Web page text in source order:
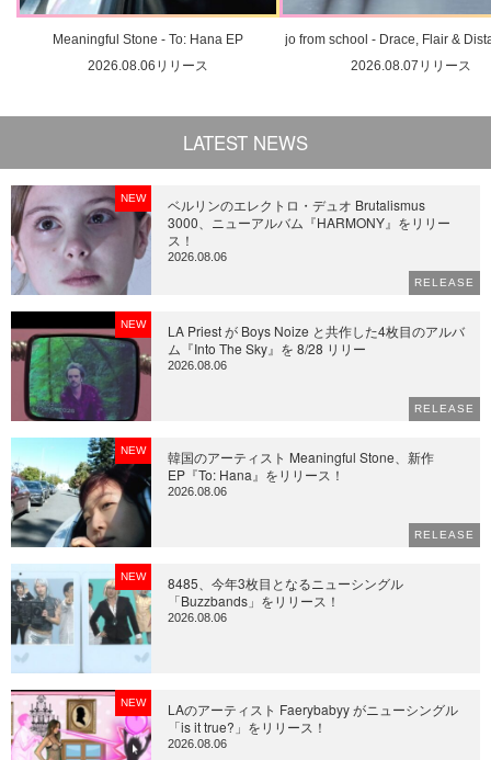
Meaningful Stone - To: Hana EP
2026.08.06リリース
jo from school - Drace, Flair &
2026.08.07リリース
LATEST NEWS
NEW
ベルリンのエレクトロ・デュオ Brutalismus
3000、ニューアルバム『HARMONY』をリリー
ス！
2026.08.06
RELEASE
NEW
LA Priest が Boys Noize と共作した4枚目のアルバ
ム『Into The Sky』を 8/28 リリー
2026.08.06
RELEASE
NEW
韓国のアーティスト Meaningful Stone、新作
EP『To: Hana』をリリース！
2026.08.06
RELEASE
NEW
8485、今年3枚目となるニューシングル
「Buzzbands」をリリース！
2026.08.06
NEW
LAのアーティスト Faerybabyy がニューシングル
「is it true?」をリリース！
2026.08.06